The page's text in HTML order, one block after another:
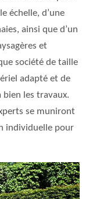
échelle, d’une
ainsi que d’un
et
société de taille
adapté et de
bien les travaux.
se muniront
individuelle pour